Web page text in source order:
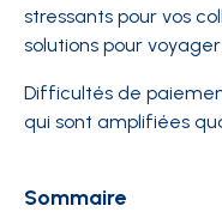
stressants pour vos
solutions pour
Difficultés de
qui sont amplifiées
Sommaire